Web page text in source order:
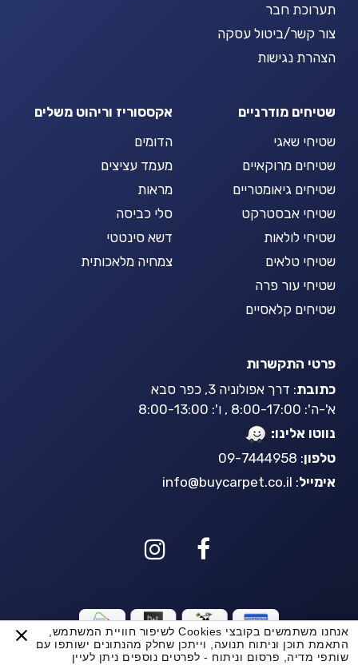
אנחנו משתמשים בקובצי Cookies לשיפור חוויית המשתמש,
התאמת תוכן וניתוח תנועה, וייתכן שחלק מהנתונים ישותפו עם
שותפי מדיה, פרסום וניתוח - לפרטים נוספים ניתן לעיין
תערוכת חבר
צור קשר/ביטול עסקה
הצהרת נגישות
שטיחים מודרניים
שטיחי שאגי
שטיחים מרוקאיים
שטיחים גיאומטריים
שטיחי אבסטרקט
שטיחי לולאות
שטיחי טלאים
שטיחי עור פרה
שטיחים קלאסיים
אקססוריז וריהוט משלים
הדומים
מעמד עציצים
מראות
סלי כביסה
דשא סינטטי
צמחיה מלאכותית
פרטי התקשרות
כתובת: דרך אפולוניה 3, כפר סבא
א'-ה': 8:00-17:00 , ו': 8:00-13:00
נווטו אלינו:
טלפון: 09-7444958
אימייל:
info@buycarpet.co.il
BuyCarpet AI